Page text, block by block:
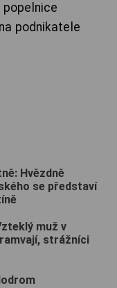
podnikatele
Hvězdně
se představí
muž v
strážníci